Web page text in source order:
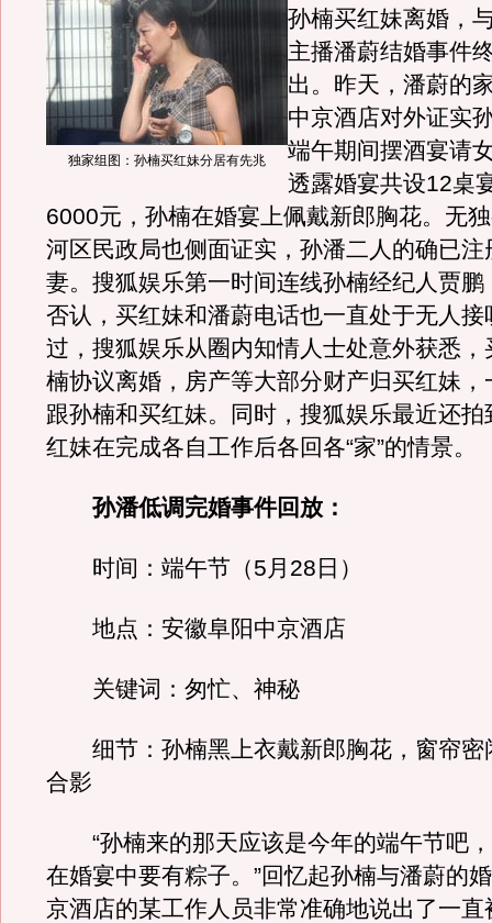
独家组图：孙楠买红妹分居有先兆
孙楠买红妹离婚，
主播潘蔚结婚事件
出。昨天，潘蔚的
中京酒店对外证实
端午期间摆酒宴请
透露婚宴共设12桌
6000元，孙楠在婚宴上佩戴新郎胸花。无
河区民政局也侧面证实，孙潘二人的确已注
妻。搜狐娱乐第一时间连线孙楠经纪人贾鹏
否认，买红妹和潘蔚电话也一直处于无人接
过，搜狐娱乐从圈内知情人士处意外获悉，
楠协议离婚，房产等大部分财产归买红妹，
跟孙楠和买红妹。同时，搜狐娱乐最近还拍
红妹在完成各自工作后各回各“家”的情景。
孙潘低调完婚事件回放：
时间：端午节（5月28日）
地点：安徽阜阳中京酒店
关键词：匆忙、神秘
细节：孙楠黑上衣戴新郎胸花，窗帘密
合影
“孙楠来的那天应该是今年的端午节吧
在婚宴中要有粽子。”回忆起孙楠与潘蔚的
京酒店的某工作人员非常准确地说出了一直